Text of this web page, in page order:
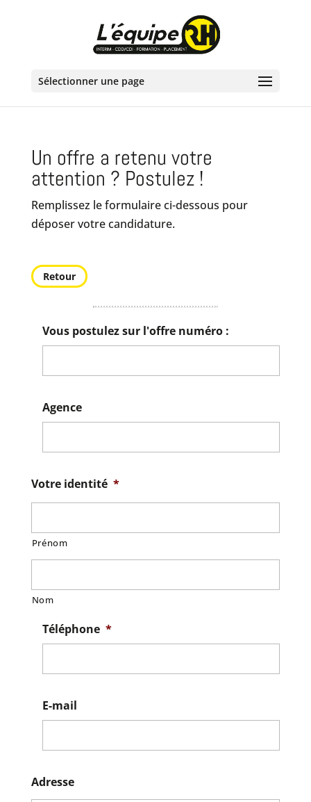
Sélectionner une page
Un offre a retenu votre
attention ? Postulez !
Remplissez le formulaire ci-dessous pour
déposer votre candidature.
Retour
Vous postulez sur l'offre numéro :
Agence
Votre identité *
Prénom
Nom
Téléphone *
E-mail
Adresse